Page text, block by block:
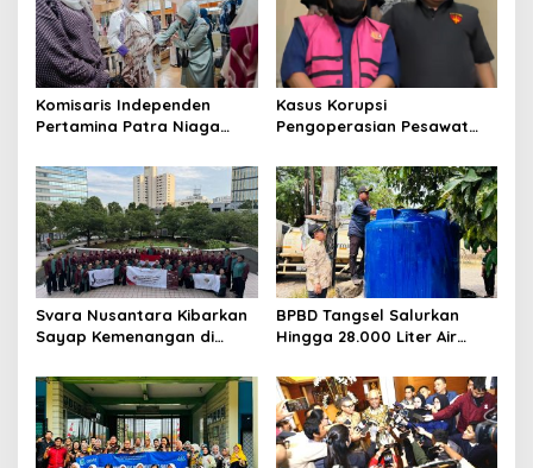
Komisaris Independen
Pertamina Patra Niaga
Mitra Binaan dengan
Sentuhan Kemanusiaan dan
Keberlanjutan
Kasus Korupsi
Pengoperasian Pesawat
Development Ditetapkan
Tersangka
Svara Nusantara Kibarkan
Sayap Kemenangan di
BPBD Tangsel Salurkan
Hingga 28.000 Liter Air
Warga Terdampak
Kekeringan